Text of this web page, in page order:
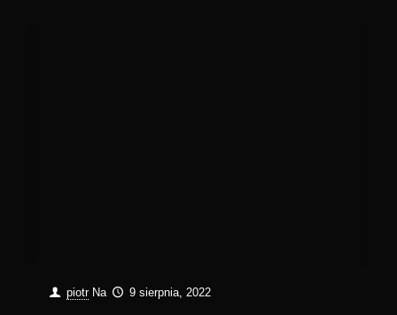
piotr Na 9 sierpnia, 2022